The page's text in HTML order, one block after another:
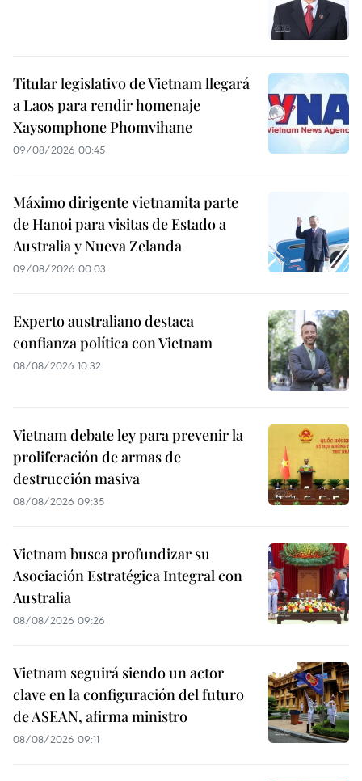
Titular legislativo de Vietnam llegará
a Laos para rendir homenaje
Xaysomphone Phomvihane
09/08/2026 00:45
Máximo dirigente vietnamita parte
de Hanoi para visitas de Estado a
Australia y Nueva Zelanda
09/08/2026 00:03
Experto australiano destaca
confianza política con Vietnam
08/08/2026 10:32
Vietnam debate ley para prevenir la
proliferación de armas de
destrucción masiva
08/08/2026 09:35
Vietnam busca profundizar su
Asociación Estratégica Integral con
Australia
08/08/2026 09:26
Vietnam seguirá siendo un actor
clave en la configuración del futuro
de ASEAN, afirma ministro
08/08/2026 09:11